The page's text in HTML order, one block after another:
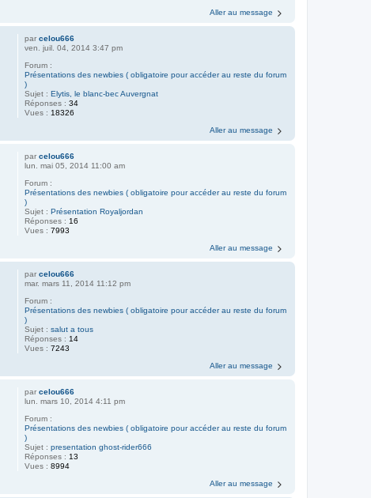
Aller au message
parcelou666
ven. juil. 04, 2014 3:47 pm
Forum :
Présentations des newbies ( obligatoire pour accéder au reste du forum
)
Sujet :Elytis, le blanc-bec Auvergnat
Réponses :34
Vues : 18326
Aller au message
parcelou666
lun. mai 05, 2014 11:00 am
Forum :
Présentations des newbies ( obligatoire pour accéder au reste du forum
)
Sujet :Présentation Royaljordan
Réponses : 16
Vues :7993
Aller au message
parcelou666
mar. mars 11, 2014 11:12 pm
Forum :
Présentations des newbies ( obligatoire pour accéder au reste du forum
)
Sujet :salut a tous
Réponses : 14
Vues :7243
Aller au message
parcelou666
lun. mars 10, 2014 4:11 pm
Forum :
Présentations des newbies ( obligatoire pour accéder au reste du forum
)
Sujet :presentation ghost-rider666
Réponses : 13
Vues :8994
Aller au message